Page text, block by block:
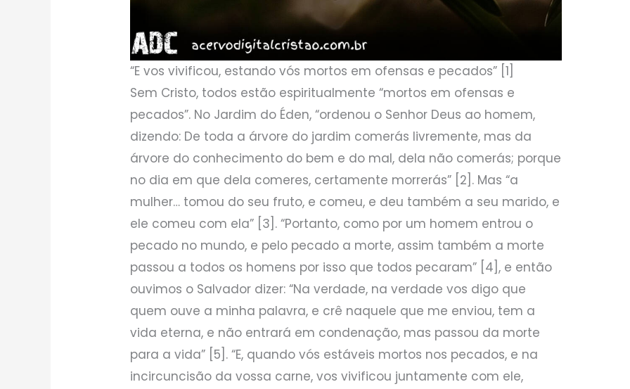
“E vos vivificou, estando vós mortos em ofensas e pecados” [1]
Sem Cristo, todos estão espiritualmente “mortos em ofensas e
pecados”. No Jardim do Éden, “ordenou o Senhor Deus ao homem,
dizendo: De toda a árvore do jardim comerás livremente, mas da
árvore do conhecimento do bem e do mal, dela não comerás; porque
no dia em que dela comeres, certamente morrerás” [2]. Mas “a
mulher… tomou do seu fruto, e comeu, e deu também a seu marido, e
ele comeu com ela” [3]. “Portanto, como por um homem entrou o
pecado no mundo, e pelo pecado a morte, assim também a morte
passou a todos os homens por isso que todos pecaram” [4], e então
ouvimos o Salvador dizer: “Na verdade, na verdade vos digo que
quem ouve a minha palavra, e crê naquele que me enviou, tem a
vida eterna, e não entrará em condenação, mas passou da morte
para a vida” [5]. “E, quando vós estáveis mortos nos pecados, e na
incircuncisão da vossa carne, vos vivificou juntamente com ele,